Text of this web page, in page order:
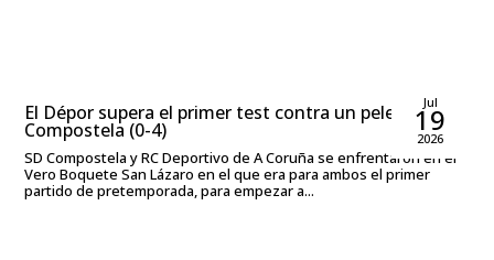
Rubén García Rodríguez Jul
19
2026
El Dépor supera el primer test contra un peleón
Compostela (0-4)
SD Compostela y RC Deportivo de A Coruña se enfrentaron en el
Vero Boquete San Lázaro en el que era para ambos el primer
partido de pretemporada, para empezar a...